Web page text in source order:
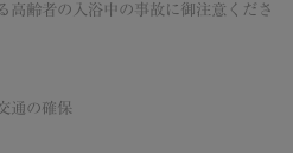
齢者の入浴中の事故に御注意くださ
通の確保